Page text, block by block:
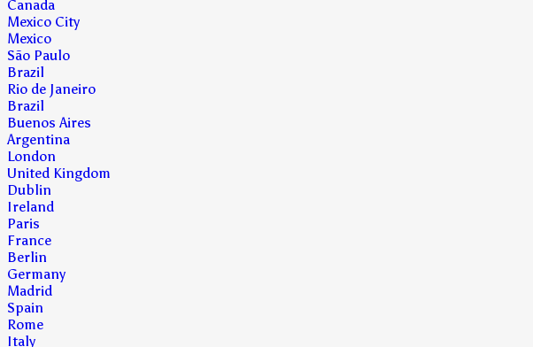
Canada
Mexico City
Mexico
São Paulo
Brazil
Rio de Janeiro
Brazil
Buenos Aires
Argentina
London
United Kingdom
Dublin
Ireland
Paris
France
Berlin
Germany
Madrid
Spain
Rome
Italy